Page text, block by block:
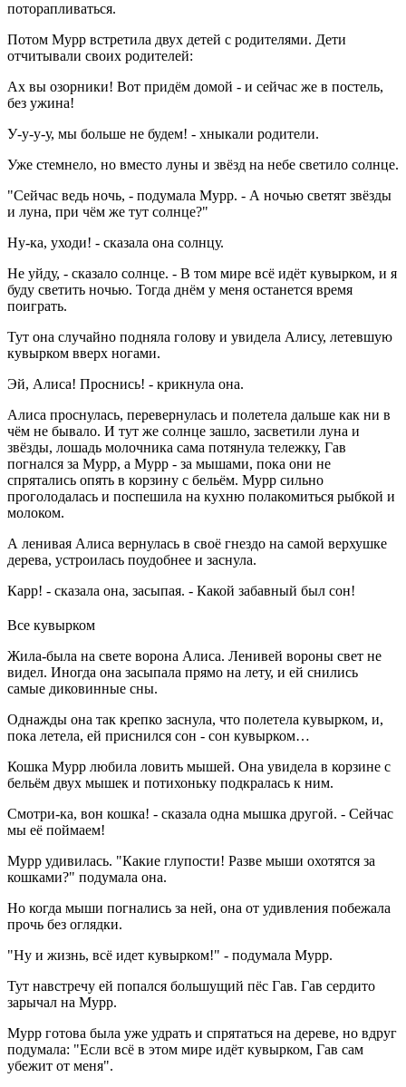
поторапливаться.
Потом Мурр встретила двух детей с родителями. Дети
отчитывали своих родителей:
Ах вы озорники! Вот придём домой - и сейчас же в постель,
без ужина!
У-у-у-у, мы больше не будем! - хныкали родители.
Уже стемнело, но вместо луны и звёзд на небе светило солнце.
"Сейчас ведь ночь, - подумала Мурр. - А ночью светят звёзды
и луна, при чём же тут солнце?"
Ну-ка, уходи! - сказала она солнцу.
Не уйду, - сказало солнце. - В том мире всё идёт кувырком, и я
буду светить ночью. Тогда днём у меня останется время
поиграть.
Тут она случайно подняла голову и увидела Алису, летевшую
кувырком вверх ногами.
Эй, Алиса! Проснись! - крикнула она.
Алиса проснулась, перевернулась и полетела дальше как ни в
чём не бывало. И тут же солнце зашло, засветили луна и
звёзды, лошадь молочника сама потянула тележку, Гав
погнался за Мурр, а Мурр - за мышами, пока они не
спрятались опять в корзину с бельём. Мурр сильно
проголодалась и поспешила на кухню полакомиться рыбкой и
молоком.
А ленивая Алиса вернулась в своё гнездо на самой верхушке
дерева, устроилась поудобнее и заснула.
Карр! - сказала она, засыпая. - Какой забавный был сон!
Все кувырком
Жила-была на свете ворона Алиса. Ленивей вороны свет не
видел. Иногда она засыпала прямо на лету, и ей снились
самые диковинные сны.
Однажды она так крепко заснула, что полетела кувырком, и,
пока летела, ей приснился сон - сон кувырком…
Кошка Мурр любила ловить мышей. Она увидела в корзине с
бельём двух мышек и потихоньку подкралась к ним.
Смотри-ка, вон кошка! - сказала одна мышка другой. - Сейчас
мы её поймаем!
Мурр удивилась. "Какие глупости! Разве мыши охотятся за
кошками?" подумала она.
Но когда мыши погнались за ней, она от удивления побежала
прочь без оглядки.
"Ну и жизнь, всё идет кувырком!" - подумала Мурр.
Тут навстречу ей попался большущий пёс Гав. Гав сердито
зарычал на Мурр.
Мурр готова была уже удрать и спрятаться на дереве, но вдруг
подумала: "Если всё в этом мире идёт кувырком, Гав сам
убежит от меня".